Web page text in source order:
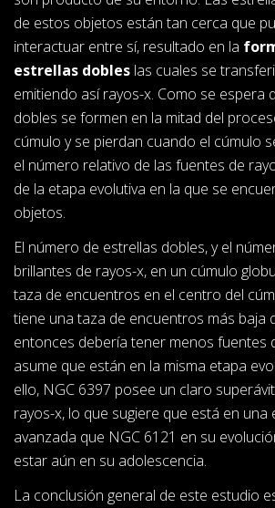
de estos objetos están tan cerca que
interactuar entre sí, resultado en la
estrellas dobles las cuales se
emitiendo así rayos-x. Como se espera
dobles se formen en la mitad del
cúmulo y se pierdan cuando el cúmulo
el número relativo de las fuentes de
de la etapa evolutiva en la que se
objetos.
El número de estrellas dobles, y el
brillantes de rayos-x, en un cúmulo
taza de encuentros en el centro del
tiene una taza de encuentros más baja
entonces debería tener menos fuentes
asume que están en la misma etapa
ello, NGC 6397 posee un claro
rayos-x, lo que sugiere que está en una
avanzada que NGC 6121 en su
estar aún en su adolescencia.
La conclusión general de este estudio